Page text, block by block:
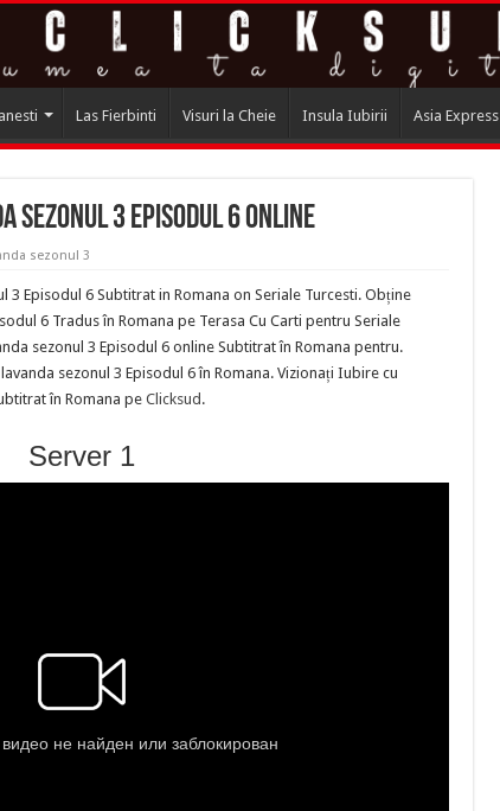
Las Fierbinti Visuri la Cheie Insula Iubirii Asia Express
sezonul 3 episodul 6 online
sezonul 3
Episodul 6 Subtitrat in Romana on Seriale Turcesti. Obține
6 Tradus în Romana pe Terasa Cu Carti pentru Seriale
sezonul 3 Episodul 6 online Subtitrat în Romana pentru.
sezonul 3 Episodul 6 în Romana. Vizionați Iubire cu
în Romana pe Clicksud .
Server 1